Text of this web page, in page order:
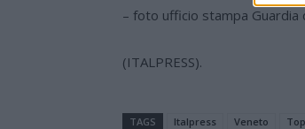
– foto ufficio stampa Guardia
(ITALPRESS).
TAGS Italpress Veneto